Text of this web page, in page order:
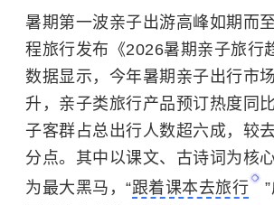
暑期第一波亲子出游高峰如期而
程旅行发布《2026暑期亲子旅行
数据显示，今年暑期亲子出行市
升，亲子类旅行产品预订热度同
子客群占总出行人数超六成，较
分点。其中以课文、古诗词为核
为最大黑马，“跟着课本去旅行